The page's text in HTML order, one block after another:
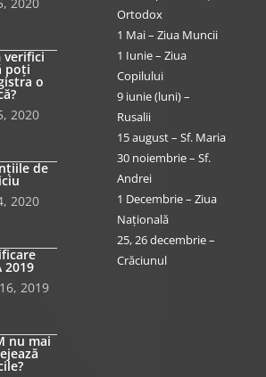
verifici
poți
o
2020
de
2020
2019
2019
nu mai
Ortodox
1 Mai – Ziua Muncii
1 Iunie – Ziua
Copilului
9 iunie (luni) –
Rusalii
15 august – Sf. Maria
30 noiembrie – Sf.
Andrei
1 Decembrie – Ziua
Națională
25, 26 decembrie –
Crăciunul